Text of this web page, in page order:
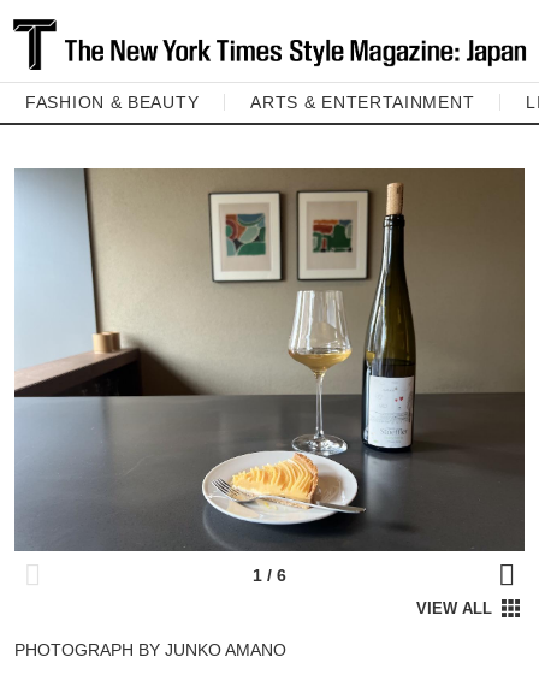
FASHION & BEAUTY ARTS & ENTERTAINMENT
PHOTOGRAPH BY JUNKO AMANO